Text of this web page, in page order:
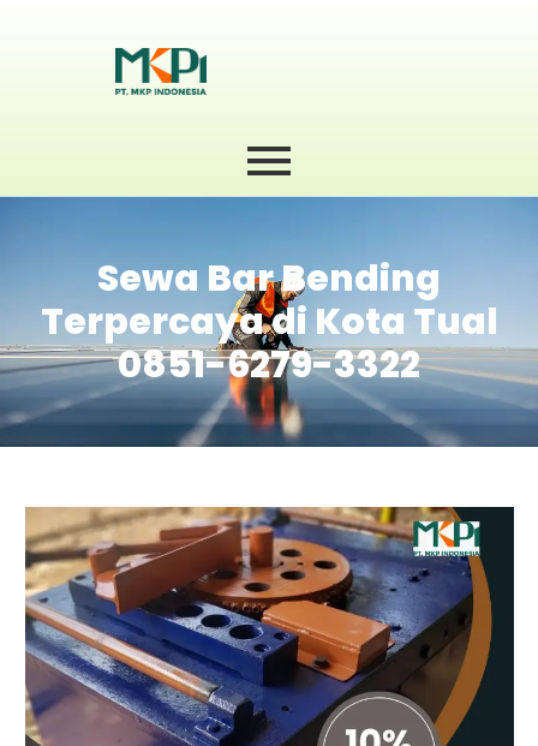
Sewa Bar Bending
Terpercaya di Kota Tual
0851-6279-3322